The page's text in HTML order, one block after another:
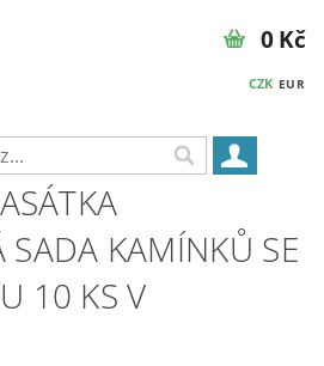
CZK EUR
0 Kč
SADA KAMÍNKŮ SE
10 KS V